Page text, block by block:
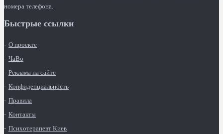
номера телефона.
Быстрые ссылки
О проекте
ЧаВо
Реклама на сайте
Конфиденциальность
Правила
Контакты
Психотерапевт Киев